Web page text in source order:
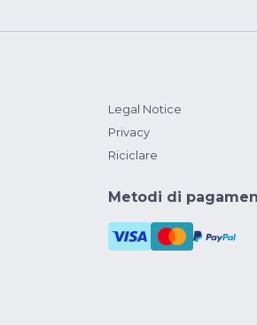
Legal Notice
Privacy
Riciclare
Metodi di